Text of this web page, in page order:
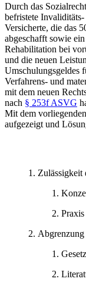
Durch das
befristete
Versicherte, die das
abgeschafft sowie
Rehabilitation bei
und die neuen
Umschulungsgeldes
Verfahrens- und
mit dem neuen
nach § 253f ASVG
Mit dem
aufgezeigt und
Zulässigkeit
Praxis